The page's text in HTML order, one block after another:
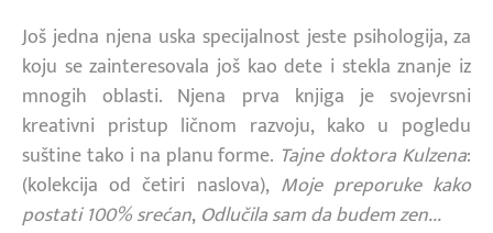
Još jedna njena uska specijalnost jeste psihologija, za
koju se zainteresovala još kao dete i stekla znanje iz
mnogih oblasti. Njena prva knjiga je svojevrsni
kreativni pristup ličnom razvoju, kako u pogledu
suštine tako i na planu forme. Tajne doktora Kulzena:
(kolekcija od četiri naslova), Moje preporuke kako
postati 100% srećan, Odlučila sam da budem zen...